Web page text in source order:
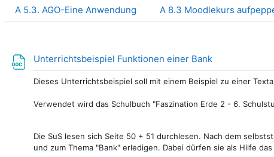
A 5.3. AGO-Eine Anwendung A 8.3 Moodlekurs
Unterrichtsbeispiel Funktionen einer Bank
Dieses Unterrichtsbeispiel soll mit einem Beispiel zu einer
Verwendet wird das Schulbuch "Faszination Erde 2 - 6.
Die SuS lesen sich Seite 50 + 51 durchlesen. Nach dem
und zum Thema "Bank" erledigen. Dabei dürfen sie als Hilfe